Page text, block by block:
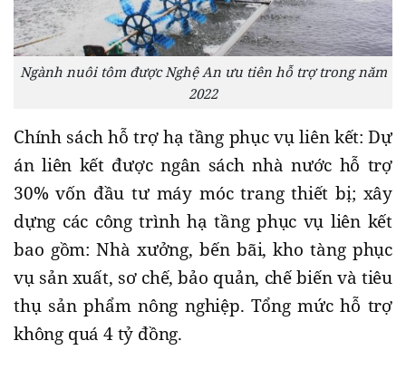
Ngành nuôi tôm được Nghệ An ưu tiên hỗ trợ trong năm
2022
Chính sách hỗ trợ hạ tầng phục vụ liên kết: Dự
án liên kết được ngân sách nhà nước hỗ trợ
30% vốn đầu tư máy móc trang thiết bị; xây
dựng các công trình hạ tầng phục vụ liên kết
bao gồm: Nhà xưởng, bến bãi, kho tàng phục
vụ sản xuất, sơ chế, bảo quản, chế biến và tiêu
thụ sản phẩm nông nghiệp. Tổng mức hỗ trợ
không quá 4 tỷ đồng.